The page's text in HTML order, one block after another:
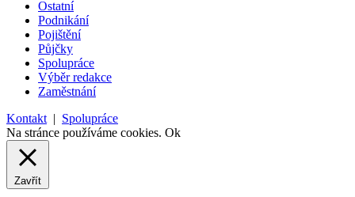
Ostatní
Podnikání
Pojištění
Půjčky
Spolupráce
Výběr redakce
Zaměstnání
Kontakt | Spolupráce
Na stránce používáme cookies. Ok
Zavřít